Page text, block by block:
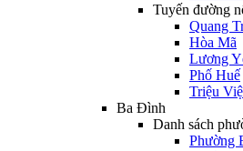
Tuyến đường
Quang
Hòa Mã
Lương
Phố Huế
Triệu
Ba Đình
Danh sách
Phường